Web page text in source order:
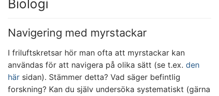
Biologi
Navigering med myrstackar
I friluftskretsar hör man ofta att myrstackar kan
användas för att navigera på olika sätt (se t.ex. den
här sidan). Stämmer detta? Vad säger befintlig
forskning? Kan du själv undersöka systematiskt (gärna